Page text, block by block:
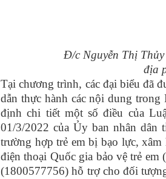
Đ/c Nguyễn Thị
địa
Tại chương trình, các đại biểu đã
dẫn thực hành các nội dung trong
định chi tiết một số điều của
01/3/2022 của Ủy ban nhân
trường hợp trẻ em bị bạo lực,
điện thoại Quốc gia bảo vệ trẻ
(1800577756) hỗ trợ cho đối